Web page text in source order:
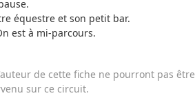
équestre et son petit bar.
est à mi-parcours.
de cette fiche ne pourront pas être
sur ce circuit.